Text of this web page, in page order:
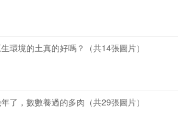
環境的土真的好嗎？（共14張圖片）
了，數數養過的多肉（共29張圖片）